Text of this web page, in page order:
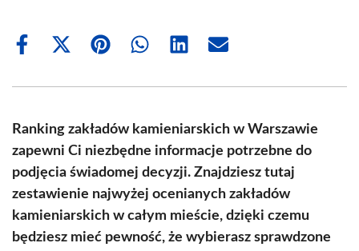
Share
Share
(Twitter)
Share Share Share Share
Ranking zakładów kamieniarskich w Warszawie
zapewni Ci niezbędne informacje potrzebne do
podjęcia świadomej decyzji. Znajdziesz tutaj
zestawienie najwyżej ocenianych zakładów
kamieniarskich w całym mieście, dzięki czemu
będziesz mieć pewność, że wybierasz sprawdzone